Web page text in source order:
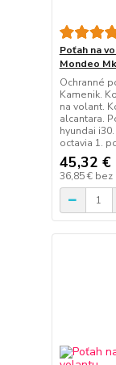
Poťah na
Mondeo
Ochranné
Kamenik.
na volant.
alcantara.
hyundai
octavia 1.
45,32 €
36,85 € bez